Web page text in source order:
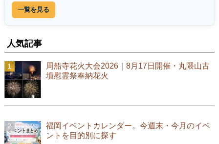
一覧を見る
人気記事
周船寺花火大会2026｜8月17日開催・丸隈山古
墳慰霊祭奉納花火
福岡イベントカレンダー。今週末・今月のイベ
ントを目的別に探す